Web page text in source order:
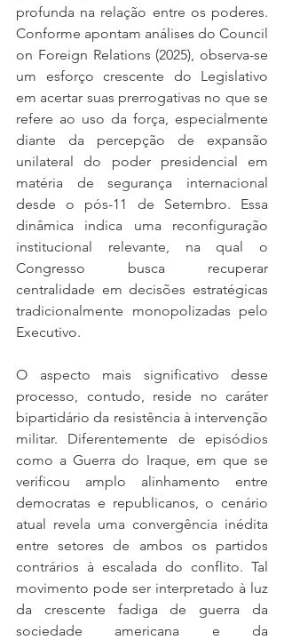
profunda na relação entre os poderes.
Conforme apontam análises do Council
on Foreign Relations (2025), observa-se
um esforço crescente do Legislativo
em acertar suas prerrogativas no que se
refere ao uso da força, especialmente
diante da percepção de expansão
unilateral do poder presidencial em
matéria de segurança internacional
desde o pós-11 de Setembro. Essa
dinâmica indica uma reconfiguração
institucional relevante, na qual o
Congresso busca recuperar
centralidade em decisões estratégicas
tradicionalmente monopolizadas pelo
Executivo.
O aspecto mais significativo desse
processo, contudo, reside no caráter
bipartidário da resistência à intervenção
militar. Diferentemente de episódios
como a Guerra do Iraque, em que se
verificou amplo alinhamento entre
democratas e republicanos, o cenário
atual revela uma convergência inédita
entre setores de ambos os partidos
contrários à escalada do conflito. Tal
movimento pode ser interpretado à luz
da crescente fadiga de guerra da
sociedade americana e da